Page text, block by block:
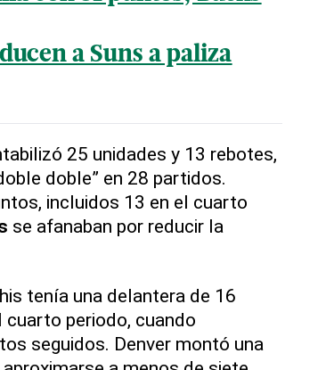
a Suns a paliza
25 unidades y 13 rebotes,
doble” en 28 partidos.
incluidos 13 en el cuarto
se afanaban por reducir la
tenía una delantera de 16
periodo, cuando
seguidos. Denver montó una